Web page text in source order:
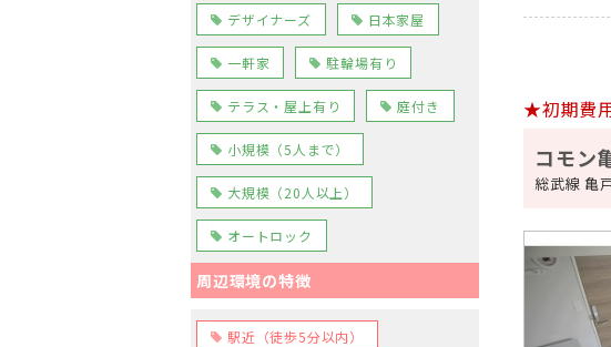
デザイナーズ 日本家屋
一軒家 駐輪場有り
テラス・屋上有り 庭付き
小規模（5人まで）
大規模（20人以上）
オートロック
周辺環境の特徴
駅近（徒歩5分以内）
★初期費
コモン
総武線 亀